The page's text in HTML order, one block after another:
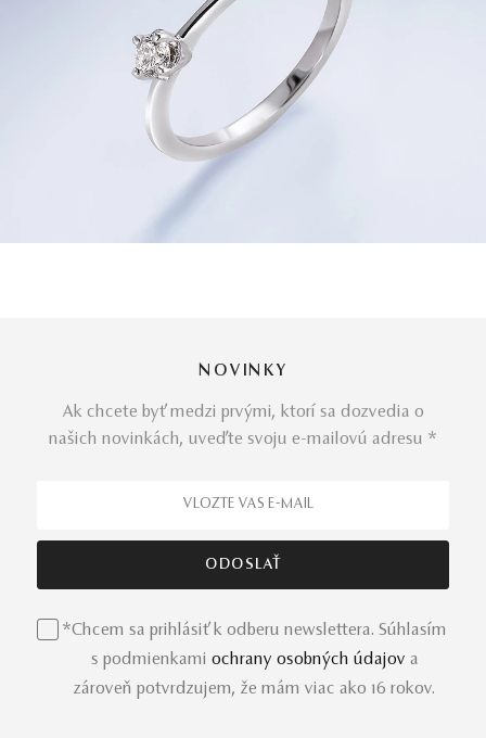
NOVINKY
Ak chcete byť medzi prvými, ktorí sa dozvedia o
našich novinkách, uveďte svoju e-mailovú adresu *
*Chcem sa prihlásiť k odberu newslettera. Súhlasím
s podmienkami ochrany osobných údajov a
zároveň potvrdzujem, že mám viac ako 16 rokov.